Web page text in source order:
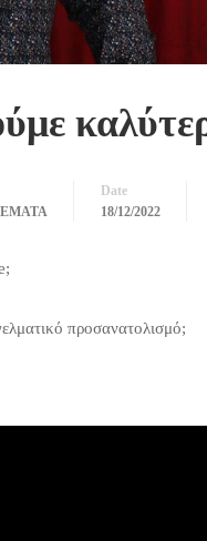
Date
18/12/2022
προσανατολισμό;